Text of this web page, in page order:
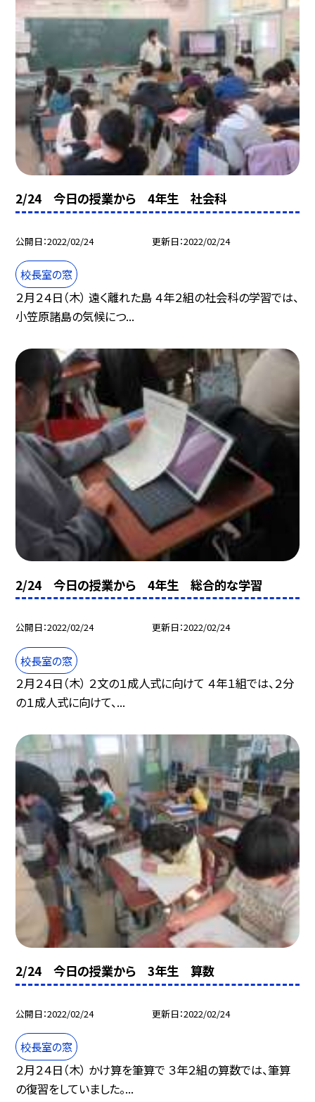
2/24 今日の授業から 4年生 社会科
公開日 2022/02/24 更新日 2022/02/24
校長室の窓
２月２４日（木） 遠く離れた島 ４年２組の社会科の学習では、
小笠原諸島の気候につ...
2/24 今日の授業から 4年生 総合的な学習
公開日 2022/02/24 更新日 2022/02/24
校長室の窓
２月２４日（木） ２文の１成人式に向けて ４年１組では、２分
の１成人式に向けて、...
2/24 今日の授業から 3年生 算数
公開日 2022/02/24 更新日 2022/02/24
校長室の窓
２月２４日（木） かけ算を筆算で ３年２組の算数では、筆算
の復習をしていました。...